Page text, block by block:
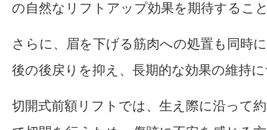
の自然なリフトアップ効果を期待するこ
さらに、眉を下げる筋肉への処置も同時
後の後戻りを抑え、長期的な効果の維持
切開式前額リフトでは、生え際に沿って